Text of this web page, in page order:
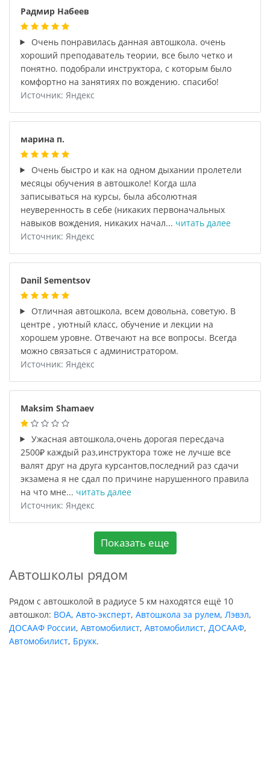
Радмир Набеев
Очень понравилась данная автошкола. очень
хороший преподаватель теории, все было четко и
понятно. подобрали инструктора, с которым было
комфортно на занятиях по вождению. спасибо!
Источник: Яндекс
марина п.
Очень быстро и как на одном дыхании пролетели
месяцы обучения в автошколе! Когда шла
записываться на курсы, была абсолютная
неуверенность в себе (никаких первоначальных
навыков вождения, никаких начал... читать далее
Источник: Яндекс
Danil Sementsov
Отличная автошкола, всем довольна, советую. В
центре , уютный класс, обучение и лекции на
хорошем уровне. Отвечают на все вопросы. Всегда
можно связаться с администратором.
Источник: Яндекс
Maksim Shamaev
Ужасная автошкола,очень дорогая пересдача
2500₽ каждый раз,инструктора тоже не лучше все
валят друг на друга курсантов,последний раз сдачи
экзамена я не сдал по причине нарушенного правила
на что мне... читать далее
Источник: Яндекс
Показать еще
Автошколы рядом
Рядом с автошколой в радиусе 5 км находятся ещё 10
автошкол: ВОА, Авто-эксперт, Автошкола за рулем, Лэвэл,
ДОСААФ России, Автомобилист, Автомобилист, ДОСААФ,
Автомобилист, Брукк.